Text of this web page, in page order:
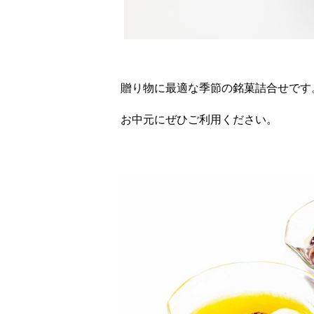
贈り物に最適な季節の銘菓詰合せです
お中元にぜひご利用ください。